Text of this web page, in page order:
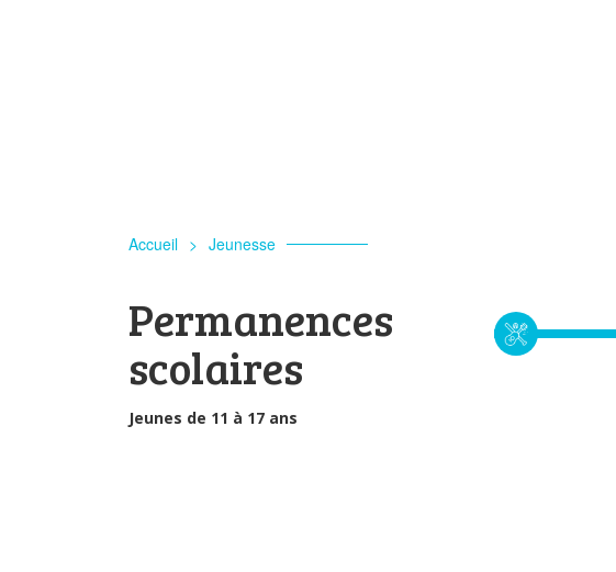
Accueil > Jeunesse
Permanences
scolaires
Jeunes de 11 à 17 ans